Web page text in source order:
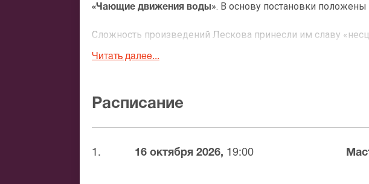
«Чающие движения воды ». В основу постановки
Сложность произведений Лескова принесли им славу
что такое положение дел не справедливо. Режиссер
Главная особенность спектакля заключается в отсутствии
сюжет. Перед зрителями в качестве центрального
показывает насколько меняются устои русского народа,
канонов.
Читать далее...
Расписание
1. 16 октября 2026, 19:00